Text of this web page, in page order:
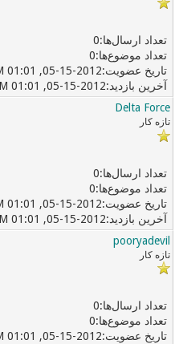
0
0
05-15-2012, 01:01 AM
05-15-2012, 01:01 AM
Delta Force
تازه کار
0
0
05-15-2012, 01:01 AM
05-15-2012, 01:01 AM
pooryadevil
تازه کار
0
0
05-15-2012, 01:01 AM